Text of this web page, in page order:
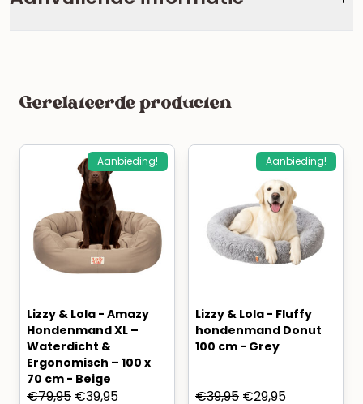
Gerelateerde producten
Aanbieding!
Lizzy & Lola - Amazy
Hondenmand XL –
Waterdicht &
Ergonomisch – 100 x
70 cm - Beige
€79,95 Oorspronkelijke
€39,95Huidige
Aanbieding!
Lizzy & Lola - Fluffy
hondenmand Donut
100 cm - Grey
€39,95 Oorspronkelijke
€29,95Huidige